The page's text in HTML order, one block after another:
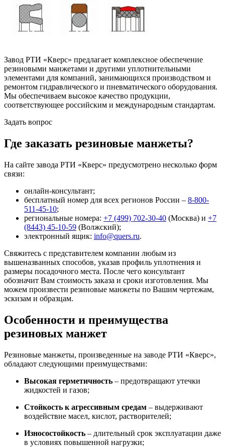
Завод РТИ «Кверс» предлагает комплексное обеспечение
резиновыми манжетами и другими уплотнительными
элементами для компаний, занимающихся производством и
ремонтом гидравлического и пневматического оборудования.
Мы обеспечиваем высокое качество продукции,
соответствующее российским и международным стандартам.
Задать вопрос
Где заказать резиновые манжеты?
На сайте завода РТИ «Кверс» предусмотрено несколько форм
связи:
онлайн-консультант;
бесплатный номер для всех регионов России – 8-800-
511-45-10;
региональные номера: +7 (499) 702-30-40 (Москва) и +7
(8443) 45-10-59 (Волжский);
электронный ящик: info@quers.ru.
Свяжитесь с представителем компании любым из
вышеназванных способов, указав профиль уплотнения и
размеры посадочного места. После чего консультант
обозначит Вам стоимость заказа и сроки изготовления. Мы
можем произвести резиновые манжеты по Вашим чертежам,
эскизам и образцам.
Особенности и преимущества
резиновых манжет
Резиновые манжеты, произведенные на заводе РТИ «Кверс»,
обладают следующими преимуществами:
Высокая герметичность – предотвращают утечки
жидкостей и газов;
Стойкость к агрессивным средам – выдерживают
воздействие масел, кислот, растворителей;
Износостойкость – длительный срок эксплуатации даже
в условиях повышенной нагрузки;